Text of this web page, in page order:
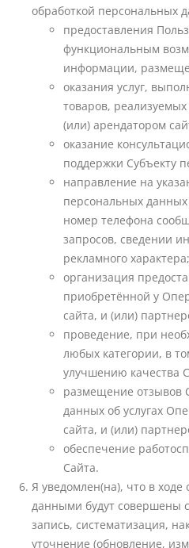
обработкой персональных
предоставления
функциональным
информации,
оказания услуг,
товаров,
(или) арендатором
оказание
поддержки Субъекту
направление на
персональных
номер телефона
запросов, сведении
рекламного характера;
организация
приобретённой у
сайта, и (или)
проведение, при
любых категории, в
улучшению качества
размещение отзывов
данных об услугах
сайта, и (или)
обеспечение
Сайта.
Я уведомлен(на), что в
данными будут совершены
запись, систематизация,
уточнение (обновление,